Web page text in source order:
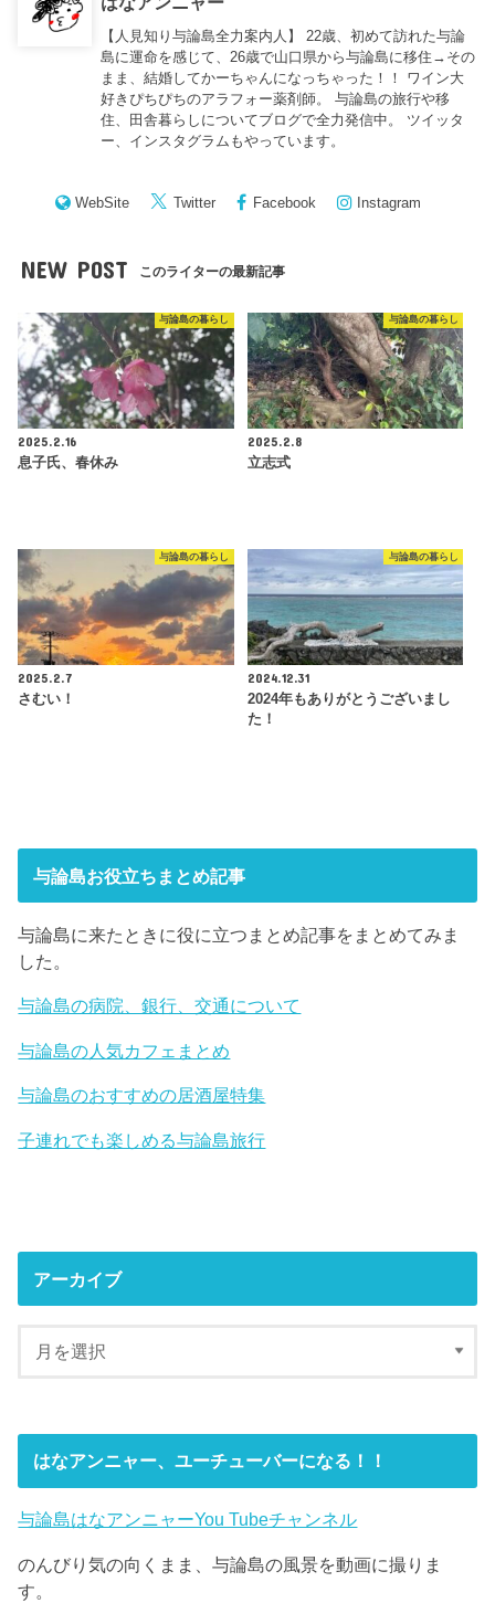
【人見知り与論島全力案内人】 22歳、初めて訪れた与論
島に運命を感じて、26歳で山口県から与論島に移住→その
まま、結婚してかーちゃんになっちゃった！！ ワイン大
好きぴちぴちのアラフォー薬剤師。 与論島の旅行や移
住、田舎暮らしについてブログで全力発信中。 ツイッタ
ー、インスタグラムもやっています。
WebSite Twitter Facebook Instagram
NEW POST このライターの最新記事
与論島の暮らし
2025.2.16
息子氏、春休み
与論島の暮らし
2025.2.8
立志式
与論島の暮らし
2025.2.7
さむい！
与論島の暮らし
2024.12.31
2024年もありがとうございまし
た！
与論島お役立ちまとめ記事
与論島に来たときに役に立つまとめ記事をまとめてみま
した。
与論島の病院、銀行、交通について
与論島の人気カフェまとめ
与論島のおすすめの居酒屋特集
子連れでも楽しめる与論島旅行
アーカイブ
はなアンニャー、ユーチューバーになる！！
与論島はなアンニャーYou Tubeチャンネル
のんびり気の向くまま、与論島の風景を動画に撮りま
す。